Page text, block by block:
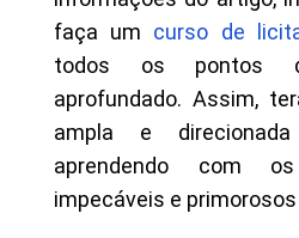
faça um curso de
todos os pontos
aprofundado. Assim,
ampla e
aprendendo com
impecáveis e